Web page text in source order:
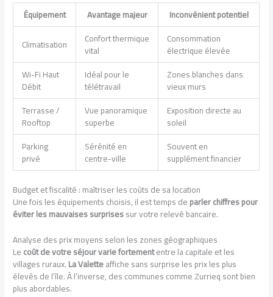
Équipement Avantage majeur
Inconvénient potentiel
Climatisation
Confort thermique
vital
Consommation
électrique élevée
Wi-Fi Haut
Débit
Idéal pour le
télétravail
Zones blanches dans
vieux murs
Terrasse /
Rooftop
Vue panoramique
superbe
Exposition directe au
soleil
Parking
privé
Sérénité en
centre-ville
Souvent en
supplément financier
Budget et fiscalité : maîtriser les coûts de sa location
Une fois les équipements choisis, il est temps deparler chiffres pour
éviter les mauvaises surprisessur votre relevé bancaire.
Analyse des prix moyens selon les zones géographiques
Lecoût de votre séjour varie fortemententre la capitale et les
villages ruraux.La Valetteaffiche sans surprise les prix les plus
élevés de l’île. À l’inverse, des communes comme Zurrieq sont bien
plus abordables.